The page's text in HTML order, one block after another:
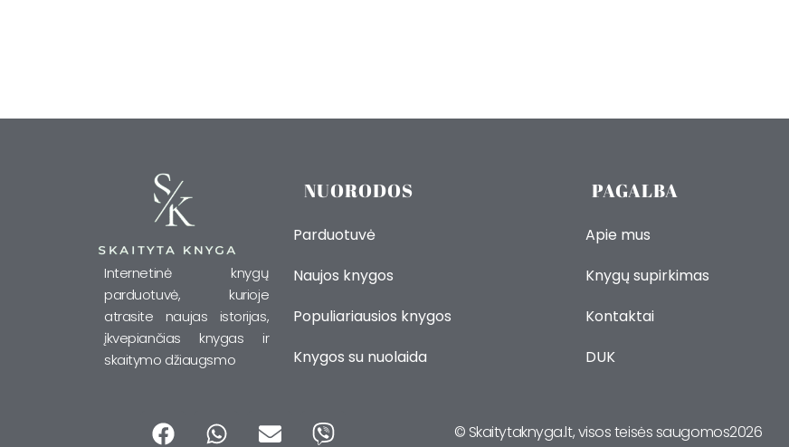
Internetinė knygų
parduotuvė, kurioje
atrasite naujas istorijas,
įkvepiančias knygas ir
skaitymo džiaugsmo
NUORODOS
Parduotuvė
Naujos knygos
Populiariausios knygos
Knygos su nuolaida
PAGALBA
Apie mus
Knygų supirkimas
Kontaktai
DUK
F W E V © Skaitytaknyga.lt, visos teisės saugomos2026